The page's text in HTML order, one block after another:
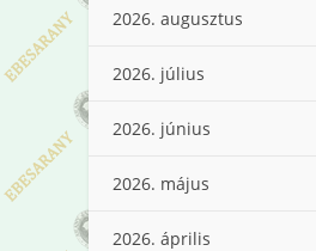
2026. augusztus
2026. július
2026. június
2026. május
2026. április